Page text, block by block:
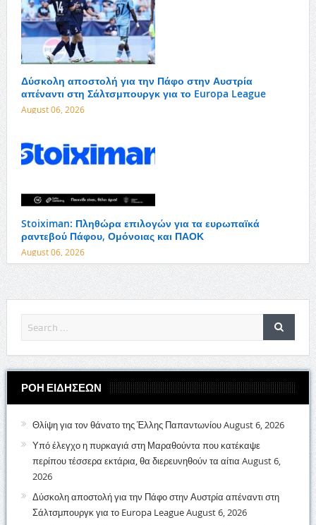
Δύσκολη αποστολή για την Πάφο στην Αυστρία
απέναντι στη Σάλτσμπουργκ για το Europa League
August 06, 2026
Stoiximan: Πληθώρα επιλογών για τα ευρωπαϊκά
ραντεβού Πάφου, Ομόνοιας και ΠΑΟΚ
August 06, 2026
ΡΟΗ ΕΙΔΗΣΕΩΝ
Θλίψη για τον θάνατο της Έλλης ΠαπαντωνίουAugust 6, 2026
Υπό έλεγχο η πυρκαγιά στη Μαραθούντα που κατέκαψε
περίπου τέσσερα εκτάρια, θα διερευνηθούν τα αίτια August 6,
2026
Δύσκολη αποστολή για την Πάφο στην Αυστρία απέναντι στη
Σάλτσμπουργκ για το Europa LeagueAugust 6, 2026